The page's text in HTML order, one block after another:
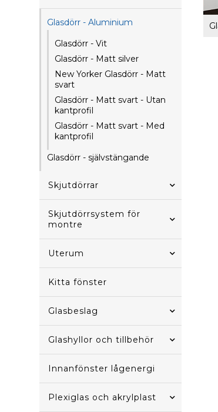
Glasdörr - Aluminium
Glasdörr - Vit
Glasdörr - Matt silver
New Yorker Glasdörr - Matt
svart
Glasdörr - Matt svart - Utan
kantprofil
Glasdörr - Matt svart - Med
kantprofil
Glasdörr - självstängande
Skjutdörrar
Skjutdörrsystem för
montre
Uterum
Kitta fönster
Glasbeslag
Glashyllor och tillbehör
Innanfönster lågenergi
Plexiglas och akrylplast